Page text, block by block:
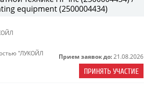
equipment (2500004434)
"ЛУКОЙЛ
Прием заявок до: 21.08.2026
ПРИНЯТЬ УЧАСТИЕ